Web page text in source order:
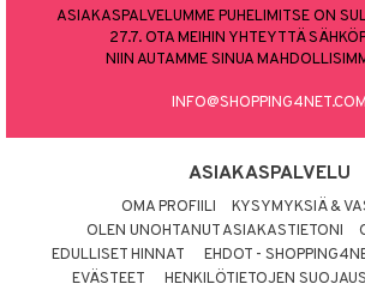
ASIAKASPALVELUMME PUHELIMITSE ON
27.7. OTA MEIHIN YHTEYTTÄ
NIIN AUTAMME SINUA
INFO@SHOPPING4NET.COM
ASIAKASPALVELU
OMA PROFIILI
KYSYMYKSIÄ &
OLEN UNOHTANUT ASIAKASTIETONI
EDULLISET HINNAT
EHDOT -
EVÄSTEET
HENKILÖTIETOJEN SUOJAUS